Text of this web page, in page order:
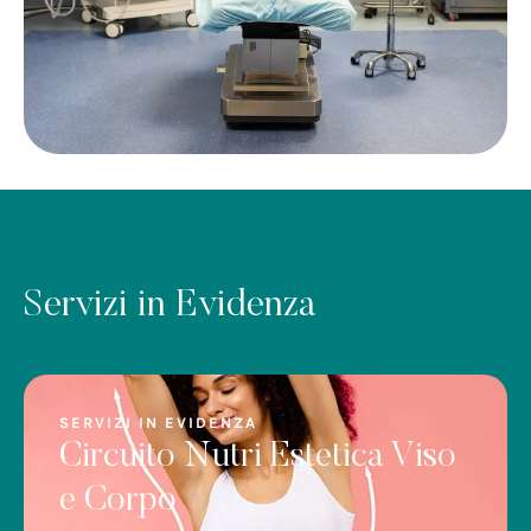
Servizi in Evidenza
SERVIZI IN EVIDENZA
Circuito Nutri Estetica Viso
e Corpo